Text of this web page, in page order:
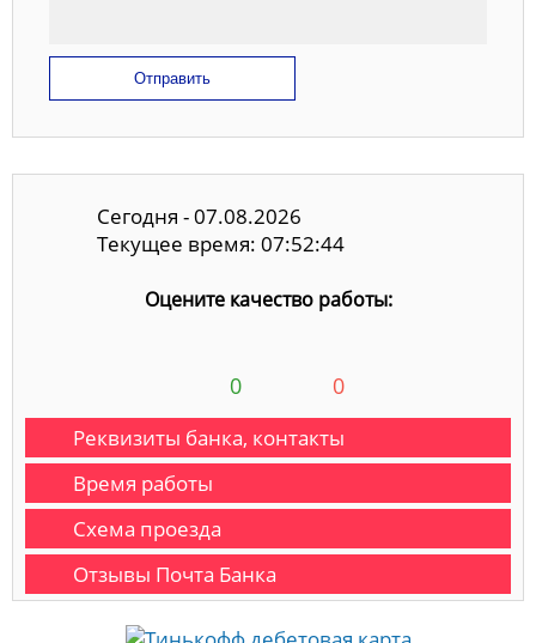
Отправить
Сегодня - 07.08.2026
Текущее время: 07:52:45
Оцените качество работы:
0 0
Реквизиты банка, контакты
Время работы
Схема проезда
Отзывы Почта Банка